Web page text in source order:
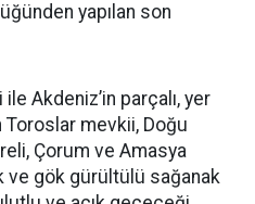
yapılan son
Akdeniz’in parçalı, yer
Toroslar mevkii, Doğu
Çorum ve Amasya
ve gök gürültülü sağanak